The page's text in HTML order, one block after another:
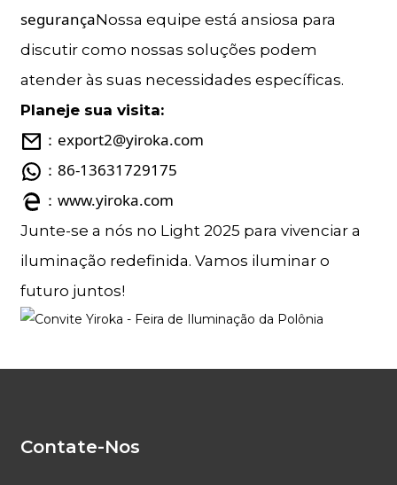
segurançaNossa equipe está ansiosa para
discutir como nossas soluções podem
atender às suas necessidades específicas.
Planeje sua visita:
：export2@yiroka.com
：86-13631729175
：www.yiroka.com
Junte-se a nós no Light 2025 para vivenciar a
iluminação redefinida. Vamos iluminar o
futuro juntos!
Contate-Nos